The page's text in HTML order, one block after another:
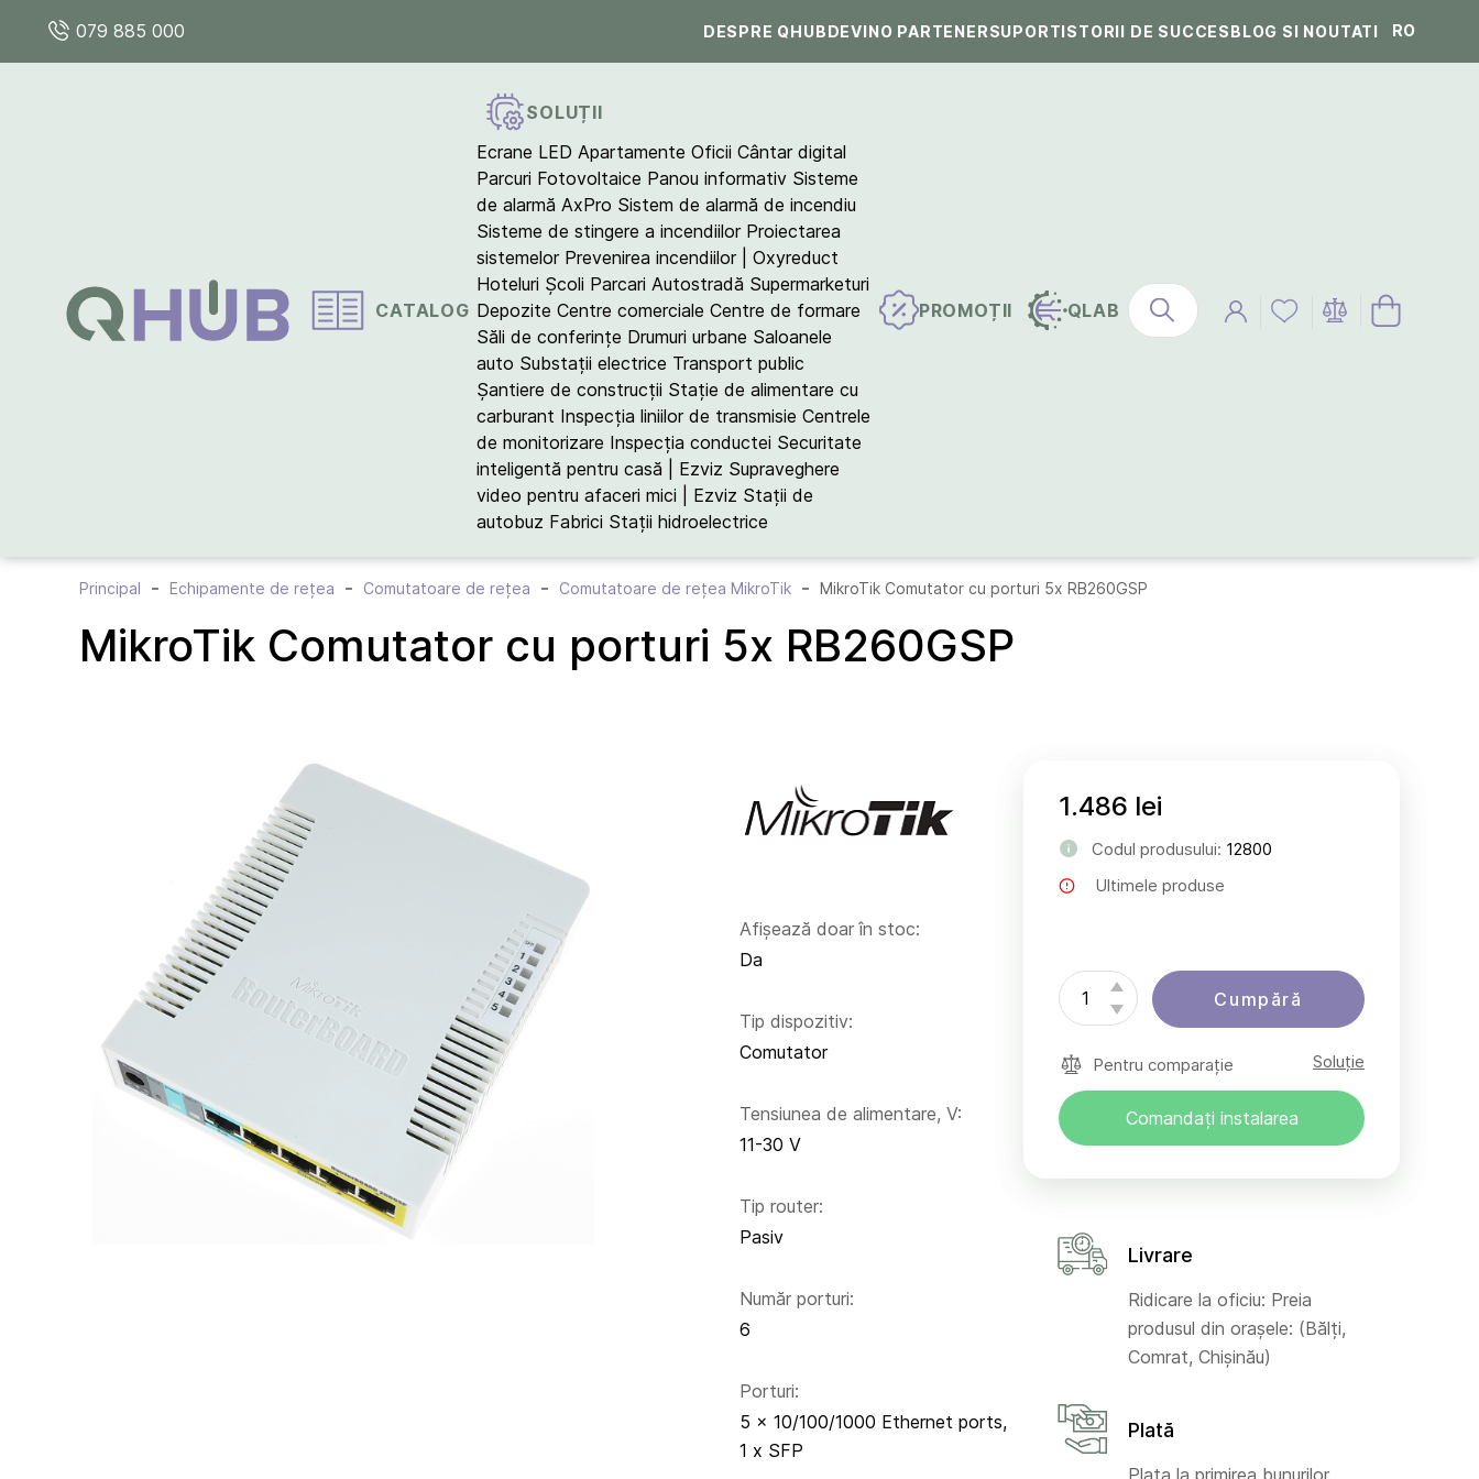
079 885 000 DESPRE QHUBDEVINO PARTENERSUPORTISTORII DE SUCCESBLOG SI NOUTATI RO
CATALOG
SOLUȚII
Ecrane LED Apartamente Oficii Cântar digital
Parcuri Fotovoltaice Panou informativ Sisteme
de alarmă AxPro Sistem de alarmă de incendiu
Sisteme de stingere a incendiilor Proiectarea
sistemelor Prevenirea incendiilor | Oxyreduct
Hoteluri Școli Parcari Autostradă Supermarketuri
Depozite Centre comerciale Centre de formare
Săli de conferințe Drumuri urbane Saloanele
auto Substații electrice Transport public
Șantiere de construcții Stație de alimentare cu
carburant Inspecția liniilor de transmisie Centrele
de monitorizare Inspecția conductei Securitate
inteligentă pentru casă | Ezviz Supraveghere
video pentru afaceri mici | Ezviz Stații de
autobuz Fabrici Stații hidroelectrice
PROMOȚII QLAB
Principal Echipamente de rețea Comutatoare de rețea Comutatoare de rețea MikroTik MikroTik Comutator cu porturi 5x RB260GSP
MikroTik Comutator cu porturi 5x RB260GSP
Afișează doar în stoc:
Da
Tip dispozitiv:
Comutator
Tensiunea de alimentare, V:
11-30 V
Tip router:
Pasiv
Număr porturi:
6
Porturi:
5 x 10/100/1000 Ethernet ports,
1 x SFP
1.486 lei
Codul produsului: 12800
Ultimele produse
Cumpără
Pentru comparație Soluție
Comandați instalarea
Livrare
Ridicare la oficiu: Preia
produsul din orașele: (Bălți,
Comrat, Chișinău)
Plată
Plata la primirea bunurilor,